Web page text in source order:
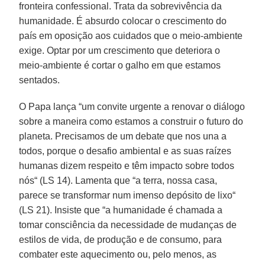
fronteira confessional. Trata da sobrevivência da
humanidade. É absurdo colocar o crescimento do
país em oposição aos cuidados que o meio-ambiente
exige. Optar por um crescimento que deteriora o
meio-ambiente é cortar o galho em que estamos
sentados.
O Papa lança “um convite urgente a renovar o diálogo
sobre a maneira como estamos a construir o futuro do
planeta. Precisamos de um debate que nos una a
todos, porque o desafio ambiental e as suas raízes
humanas dizem respeito e têm impacto sobre todos
nós“ (LS 14). Lamenta que “a terra, nossa casa,
parece se transformar num imenso depósito de lixo“
(LS 21). Insiste que “a humanidade é chamada a
tomar consciência da necessidade de mudanças de
estilos de vida, de produção e de consumo, para
combater este aquecimento ou, pelo menos, as